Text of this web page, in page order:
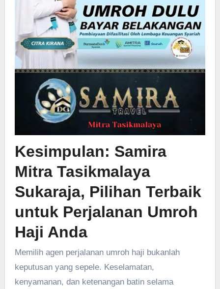
Kesimpulan: Samira
Mitra Tasikmalaya
Sukaraja, Pilihan Terbaik
untuk Perjalanan Umroh
Haji Anda
Memilih agen perjalanan umroh haji bukanlah
keputusan yang sepele. Keselamatan,
kenyamanan, dan ketenangan batin selama